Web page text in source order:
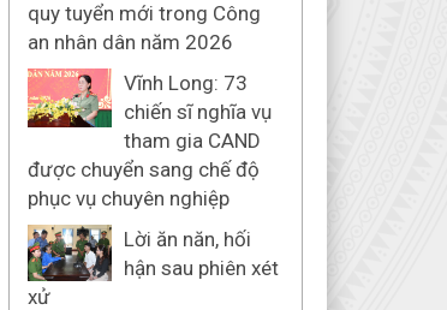
quy tuyển mới trong Công
an nhân dân năm 2026
Vĩnh Long: 73
chiến sĩ nghĩa vụ
tham gia CAND
được chuyển sang chế độ
phục vụ chuyên nghiệp
Lời ăn năn, hối
hận sau phiên xét
xử